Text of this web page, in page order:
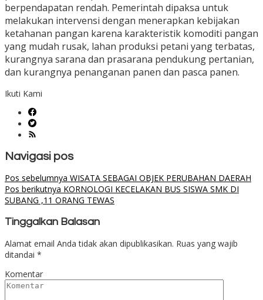
berpendapatan rendah. Pemerintah dipaksa untuk
melakukan intervensi dengan menerapkan kebijakan
ketahanan pangan karena karakteristik komoditi pangan
yang mudah rusak, lahan produksi petani yang terbatas,
kurangnya sarana dan prasarana pendukung pertanian,
dan kurangnya penanganan panen dan pasca panen.
Ikuti Kami
Navigasi pos
Pos sebelumnya WISATA SEBAGAI OBJEK PERUBAHAN DAERAH
Pos berikutnya KORNOLOGI KECELAKAN BUS SISWA SMK DI
SUBANG ,11 ORANG TEWAS
Tinggalkan Balasan
Alamat email Anda tidak akan dipublikasikan. Ruas yang wajib
ditandai *
Komentar